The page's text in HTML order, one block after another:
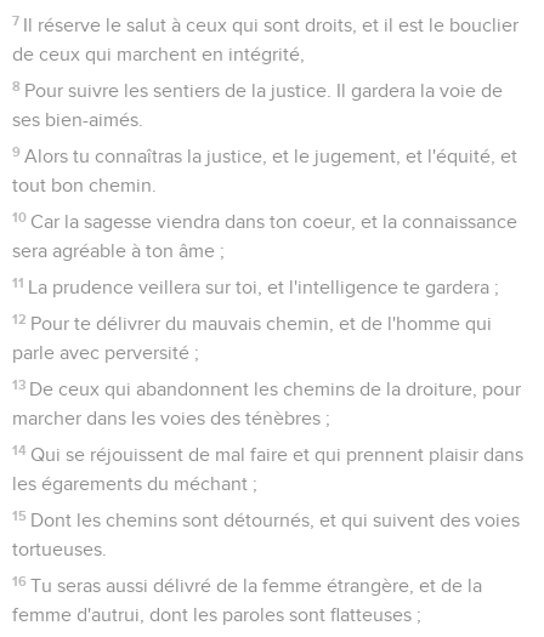
7 Il réserve le salut à ceux qui sont droits, et il est le bouclier
de ceux qui marchent en intégrité,
8 Pour suivre les sentiers de la justice. Il gardera la voie de
ses bien-aimés.
9 Alors tu connaîtras la justice, et le jugement, et l'équité, et
tout bon chemin.
10 Car la sagesse viendra dans ton coeur, et la connaissance
sera agréable à ton âme ;
11 La prudence veillera sur toi, et l'intelligence te gardera ;
12 Pour te délivrer du mauvais chemin, et de l'homme qui
parle avec perversité ;
13 De ceux qui abandonnent les chemins de la droiture, pour
marcher dans les voies des ténèbres ;
14 Qui se réjouissent de mal faire et qui prennent plaisir dans
les égarements du méchant ;
15 Dont les chemins sont détournés, et qui suivent des voies
tortueuses.
16 Tu seras aussi délivré de la femme étrangère, et de la
femme d'autrui, dont les paroles sont flatteuses ;